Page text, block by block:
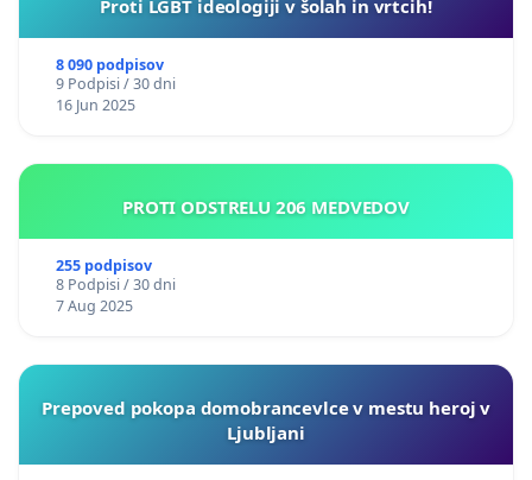
Proti LGBT ideologiji v šolah in vrtcih!
8 090 podpisov
9 Podpisi / 30 dni
16 Jun 2025
PROTI ODSTRELU 206 MEDVEDOV
255 podpisov
8 Podpisi / 30 dni
7 Aug 2025
Prepoved pokopa domobrancevlce v mestu heroj v
Ljubljani